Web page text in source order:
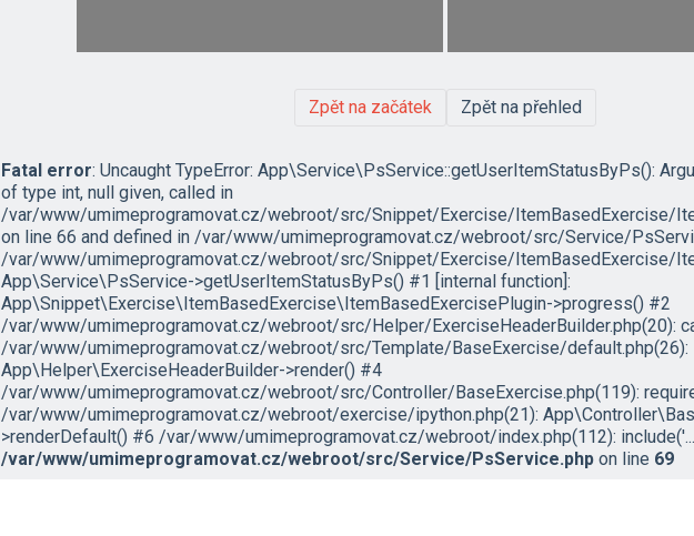
Zpět na začátek Zpět na přehled
Fatal error: Uncaught TypeError: App\Service\PsService::getUserItemStatusByPs():
of type int, null given, called in
/var/www/umimeprogramovat.cz/webroot/src/Snippet/Exercise/ItemBasedExercise/
on line 66 and defined in /var/www/umimeprogramovat.cz/webroot/src/Service/
/var/www/umimeprogramovat.cz/webroot/src/Snippet/Exercise/ItemBasedExercise/
App\Service\PsService->getUserItemStatusByPs() #1 [internal function]:
App\Snippet\Exercise\ItemBasedExercise\ItemBasedExercisePlugin->progress() #2
/var/www/umimeprogramovat.cz/webroot/src/Helper/ExerciseHeaderBuilder.php(20):
/var/www/umimeprogramovat.cz/webroot/src/Template/BaseExercise/default.php(26):
App\Helper\ExerciseHeaderBuilder->render() #4
/var/www/umimeprogramovat.cz/webroot/src/Controller/BaseExercise.php(119):
/var/www/umimeprogramovat.cz/webroot/exercise/ipython.php(21):
>renderDefault() #6 /var/www/umimeprogramovat.cz/webroot/index.php(112):
/var/www/umimeprogramovat.cz/webroot/src/Service/PsService.php on line 69